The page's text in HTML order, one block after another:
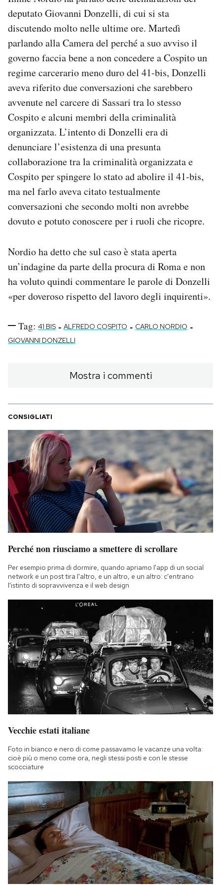
deputato Giovanni Donzelli, di cui si sta
discutendo molto nelle ultime ore. Martedì
parlando alla Camera del perché a suo avviso il
governo faccia bene a non concedere a Cospito un
regime carcerario meno duro del 41-bis, Donzelli
aveva riferito due conversazioni che sarebbero
avvenute nel carcere di Sassari tra lo stesso
Cospito e alcuni membri della criminalità
organizzata. L’intento di Donzelli era di
denunciare l’esistenza di una presunta
collaborazione tra la criminalità organizzata e
Cospito per spingere lo stato ad abolire il 41-bis,
ma nel farlo aveva citato testualmente
conversazioni che secondo molti non avrebbe
dovuto e potuto conoscere per i ruoli che ricopre.
Nordio ha detto che sul caso è stata aperta
un’indagine da parte della procura di Roma e non
ha voluto quindi commentare le parole di Donzelli
«per doveroso rispetto del lavoro degli inquirenti».
Tag: 41 BIS - ALFREDO COSPITO - CARLO NORDIO -
GIOVANNI DONZELLI
Mostra i commenti
CONSIGLIATI
Perché non riusciamo a smettere di scrollare
Per esempio prima di dormire, quando apriamo l'app di un social
network e un post tira l'altro, e un altro, e un altro: c'entrano
l'istinto di sopravvivenza e il web design
Vecchie estati italiane
Foto in bianco e nero di come passavamo le vacanze una volta:
cioè più o meno come ora, negli stessi posti e con le stesse
scocciature